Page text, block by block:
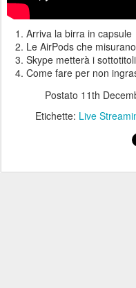
Arriva la birra in capsule
Le AirPods che
Skype metterà i
Come fare per non
Postato 11th
Etichette: Live